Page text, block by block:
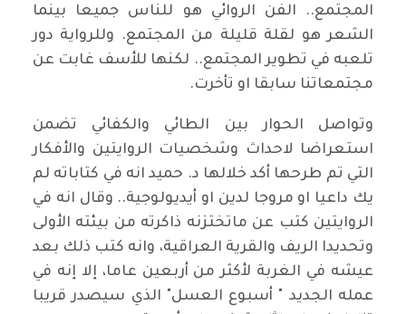
المجتمع.. الفن الروائي هو للناس جميعا بينما
الشعر هو لقلة قليلة من المجتمع. وللرواية دور
تلعبه في تطوير المجتمع.. لكنها للأسف غابت عن
مجتمعاتنا سابقا او تأخرت.
وتواصل الحوار بين الطائي والكفائي تضمن
استعراضا لاحداث وشخصيات الروايتين والأفكار
التي تم طرحها أكد خلالها د. حميد انه في كتاباته لم
يك داعيا او مروجا لدين او أيديولوجية.. وقال انه في
الروايتين كتب عن ماتختزنه ذاكرته من بيئته الأولى
وتحديدا الريف والقرية العراقية، وانه كتب ذلك بعد
عيشه في الغربة لأكثر من أربعين عاما، إلا إنه في
عمله الجديد " أسبوع العسل" الذي سيصدر قريبا